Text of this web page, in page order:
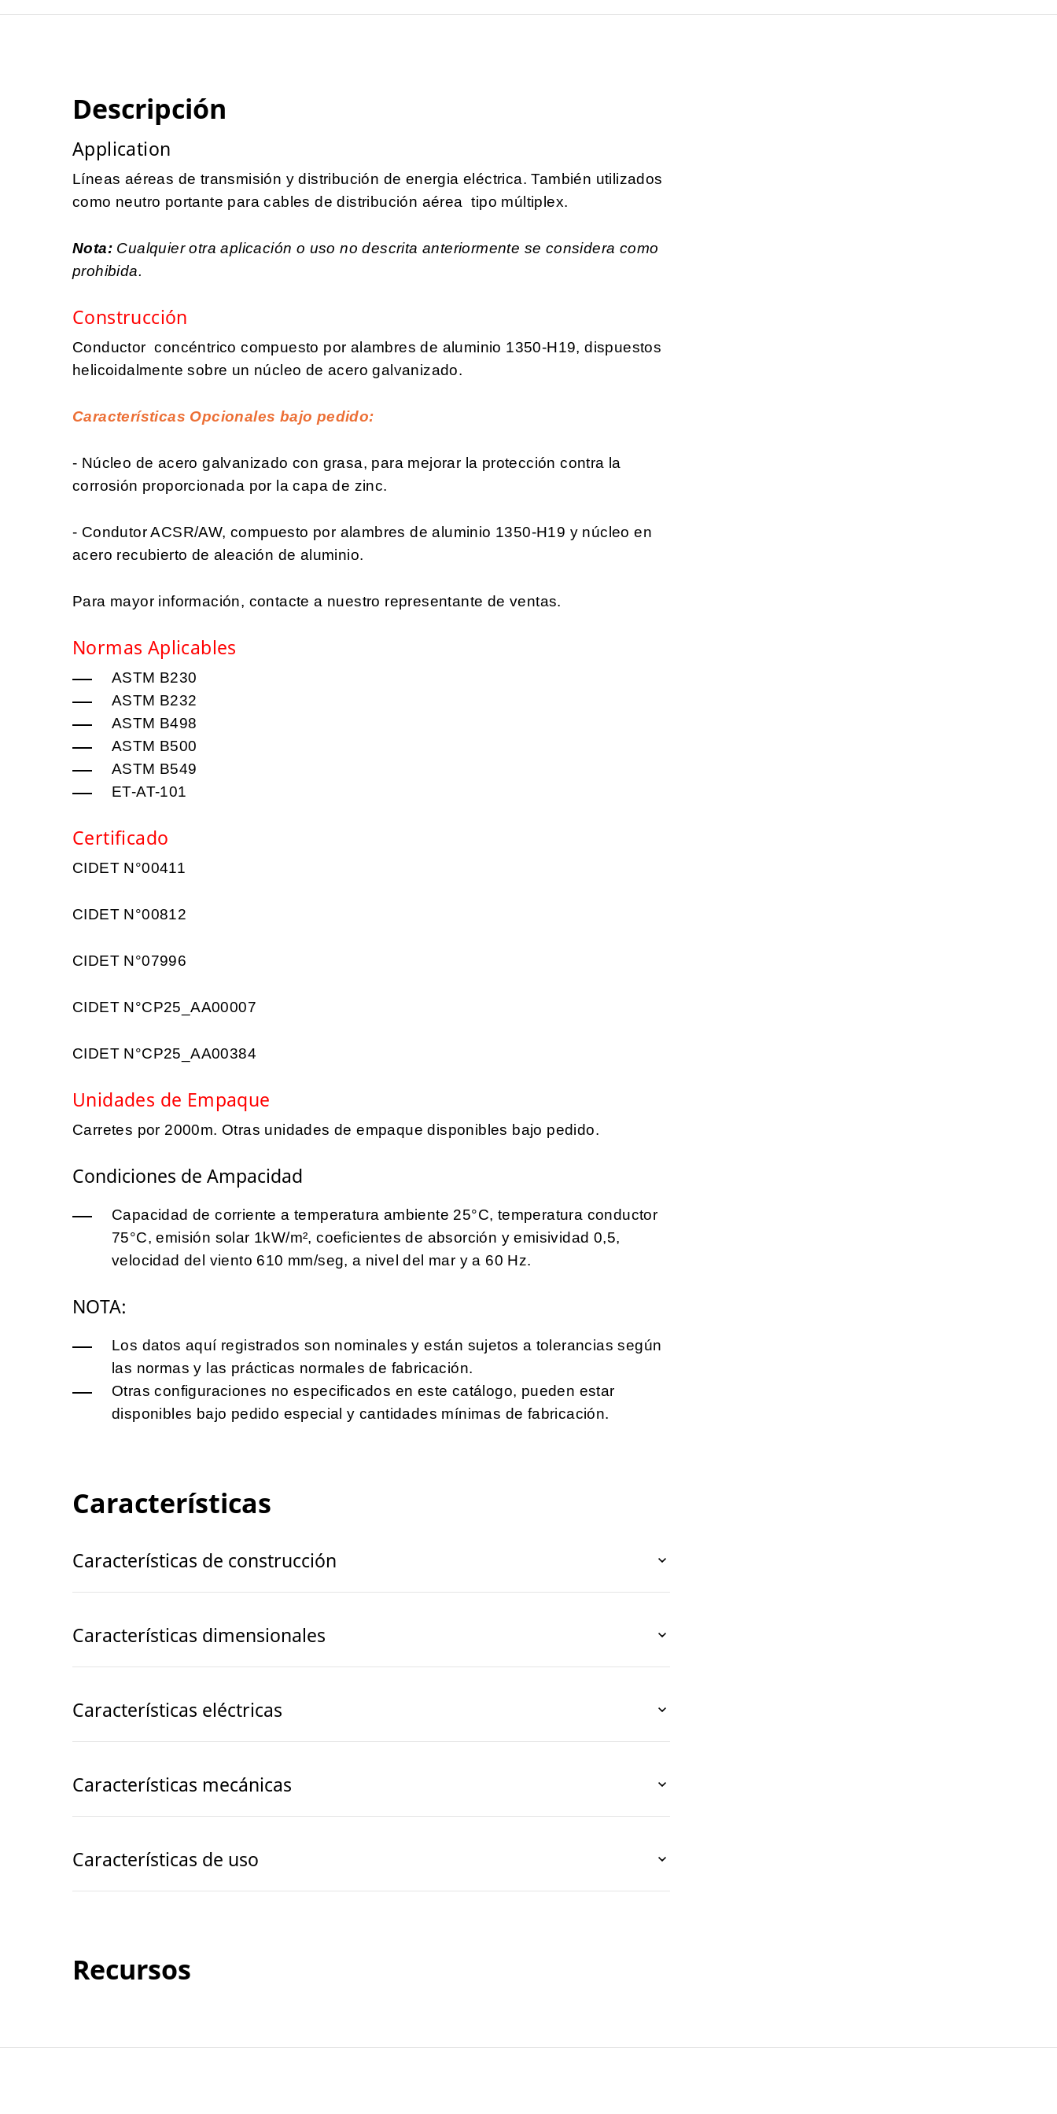
Descripción
Application
Líneas aéreas de transmisión y distribución de energia eléctrica. También utilizados
como neutro portante para cables de distribución aérea tipo múltiplex.
Nota: Cualquier otra aplicación o uso no descrita anteriormente se considera como
prohibida.
Construcción
Conductor concéntrico compuesto por alambres de aluminio 1350-H19, dispuestos
helicoidalmente sobre un núcleo de acero galvanizado.
Características Opcionales bajo pedido:
- Núcleo de acero galvanizado con grasa, para mejorar la protección contra la
corrosión proporcionada por la capa de zinc.
- Condutor ACSR/AW, compuesto por alambres de aluminio 1350-H19 y núcleo en
acero recubierto de aleación de aluminio.
Para mayor información, contacte a nuestro representante de ventas.
Normas Aplicables
ASTM B230
ASTM B232
ASTM B498
ASTM B500
ASTM B549
ET-AT-101
Certificado
CIDET N°00411
CIDET N°00812
CIDET N°07996
CIDET N°CP25_AA00007
CIDET N°CP25_AA00384
Unidades de Empaque
Carretes por 2000m. Otras unidades de empaque disponibles bajo pedido.
Condiciones de Ampacidad
Capacidad de corriente a temperatura ambiente 25°C, temperatura conductor
75°C, emisión solar 1kW/m², coeficientes de absorción y emisividad 0,5,
velocidad del viento 610 mm/seg, a nivel del mar y a 60 Hz.
NOTA:
Los datos aquí registrados son nominales y están sujetos a tolerancias según
las normas y las prácticas normales de fabricación.
Otras configuraciones no especificados en este catálogo, pueden estar
disponibles bajo pedido especial y cantidades mínimas de fabricación.
Características
Características de construcción
Características dimensionales
Características eléctricas
Características mecánicas
Características de uso
Recursos